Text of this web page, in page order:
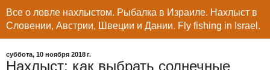
Все о ловле нахлыстом. Рыбалка в Израиле. Нахлыст в
Словении, Австрии, Швеции и Дании. Fly fishing in Israel.
суббота, 10 ноября 2018 г.
Нахлыст: как выбрать солнечные